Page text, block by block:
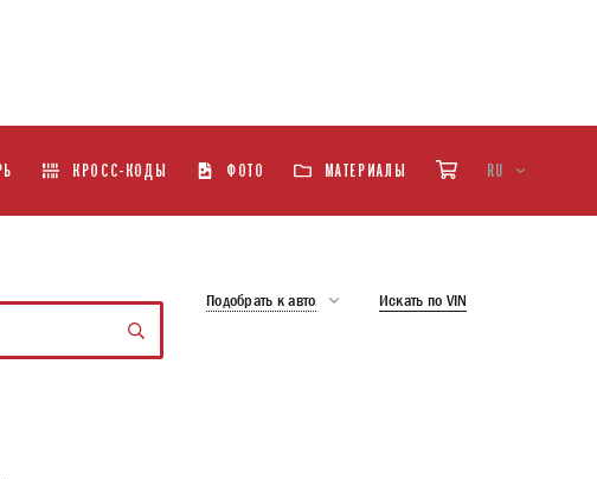
КРОСС-КОДЫ ФОТО МАТЕРИАЛЫ RU
Подобрать к авто Искать по VIN